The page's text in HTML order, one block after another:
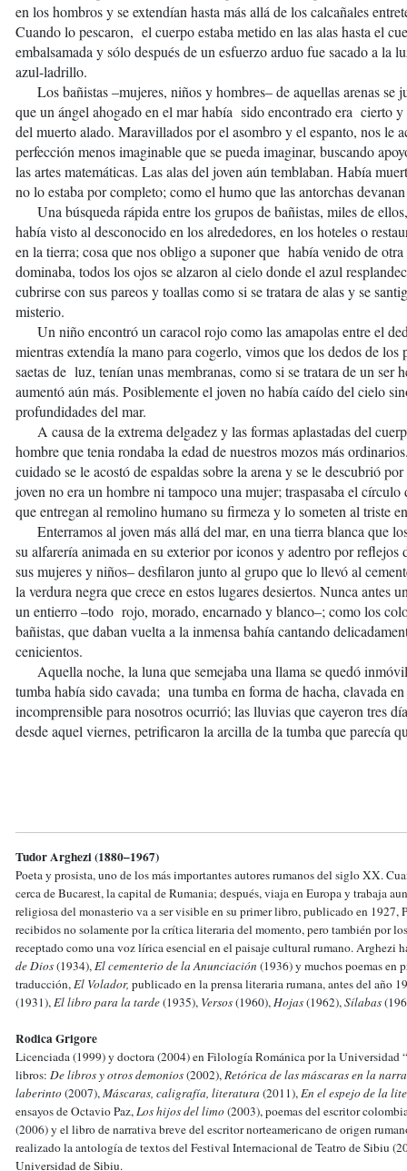
en los hombros y se extendían hasta más allá de los calcañales
Cuando lo pescaron, el cuerpo estaba metido en las alas hasta el
embalsamada y sólo después de un esfuerzo arduo fue sacado a la
azul-ladrillo.
Los bañistas –mujeres, niños y hombres– de aquellas arenas se
que un ángel ahogado en el mar había sido encontrado era cierto y
del muerto alado. Maravillados por el asombro y el espanto, nos le
perfección menos imaginable que se pueda imaginar, buscando
las artes matemáticas. Las alas del joven aún temblaban. Había
no lo estaba por completo; como el humo que las antorchas
Una búsqueda rápida entre los grupos de bañistas, miles de
había visto al desconocido en los alrededores, en los hoteles o
en la tierra; cosa que nos obligo a suponer que había venido de
dominaba, todos los ojos se alzaron al cielo donde el azul
cubrirse con sus pareos y toallas como si se tratara de alas y se
misterio.
Un niño encontró un caracol rojo como las amapolas entre el
mientras extendía la mano para cogerlo, vimos que los dedos de
saetas de luz, tenían unas membranas, como si se tratara de un ser
aumentó aún más. Posiblemente el joven no había caído del cielo
profundidades del mar.
A causa de la extrema delgadez y las formas aplastadas del
hombre que tenia rondaba la edad de nuestros mozos más
cuidado se le acostó de espaldas sobre la arena y se le descubrió
joven no era un hombre ni tampoco una mujer; traspasaba el
que entregan al remolino humano su firmeza y lo someten al
Enterramos al joven más allá del mar, en una tierra blanca que
su alfarería animada en su exterior por iconos y adentro por
sus mujeres y niños– desfilaron junto al grupo que lo llevó al
la verdura negra que crece en estos lugares desiertos. Nunca antes
un entierro –todo rojo, morado, encarnado y blanco–; como los
bañistas, que daban vuelta a la inmensa bahía cantando
cenicientos.
Aquella noche, la luna que semejaba una llama se quedó
tumba había sido cavada; una tumba en forma de hacha, clavada
incomprensible para nosotros ocurrió; las lluvias que cayeron tres
desde aquel viernes, petrificaron la arcilla de la tumba que parecía
Tudor Arghezi (1880–1967)
Poeta y prosista, uno de los más importantes autores rumanos del siglo XX.
cerca de Bucarest, la capital de Rumania; después, viaja en Europa y trabaja
religiosa del monasterio va a ser visible en su primer libro, publicado en 1927,
recibidos no solamente por la crítica literaria del momento, pero también por
receptado como una voz lírica esencial en el paisaje cultural rumano. Arghezi
de Dios(1934),El cementerio de la Anunciación (1936) y muchos poemas en
traducción,El Volador, publicado en la prensa literaria rumana, antes del año
(1931),El libro para la tarde(1935), Versos(1960),Hojas(1962),Sílabas
Rodica Grigore
Licenciada (1999) y doctora (2004) en Filología Románica por la Universidad
libros: De libros y otros demonios(2002),Retórica de las máscaras en la
laberinto(2007),Máscaras, caligrafía, literatura (2011),En el espejo de la
ensayos de Octavio Paz,Los hijos del limo(2003), poemas del escritor
(2006) y el libro de narrativa breve del escritor norteamericano de origen
realizado la antología de textos del Festival Internacional de Teatro de Sibiu
Universidad de Sibiu.